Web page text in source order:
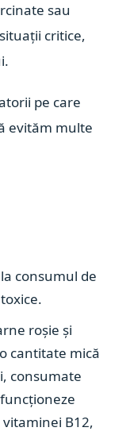
sau
critice,
pe care
evităm multe
consumul de
roșie și
cantitate mică
consumate
B12,